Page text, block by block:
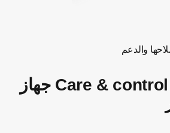
والدعم
Care & control HP8344/03 جهاز